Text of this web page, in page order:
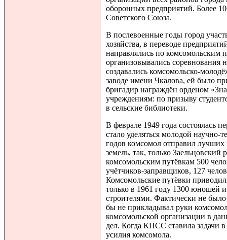
оборонных предприятий. Более
Советского Союза.
В послевоенные годы город
хозяйства, в переводе
направлялись по комсомольским
организовывались соревнования
создавались комсомольско-
заводе имени Чкалова, ей было
бригадир награждён орденом
учреждениям: по призыву
в сельские библиотеки.
В феврале 1949 года состоялась
стало уделяться молодой научно-
годов комсомол отправил
земель, так, только
комсомольским путёвкам 500
учётчиков-заправщиков, 127
Комсомольские путёвки
только в 1961 году 1300 юношей
строителями. Фактически не
бы не прикладывал руки
комсомольской организации в
дел. Когда КПСС ставила задачи
усилия комсомола.